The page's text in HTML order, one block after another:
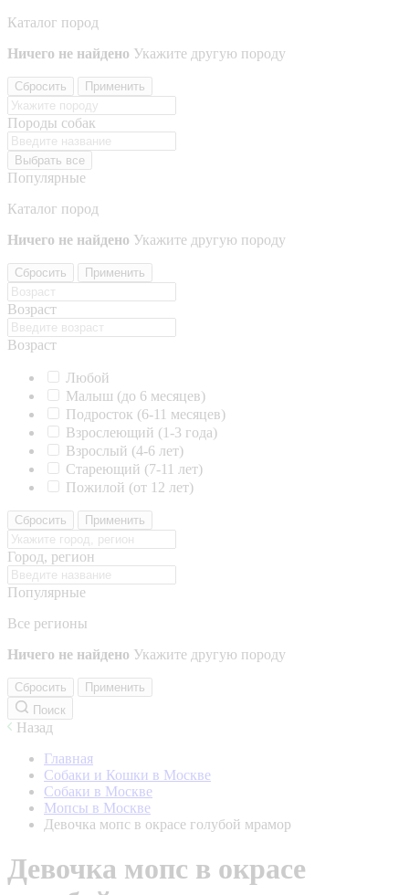
Каталог пород
Ничего не найдено Укажите другую породу
Сбросить Применить
Породы собак
Выбрать все
Популярные
Каталог пород
Ничего не найдено Укажите другую породу
Сбросить Применить
Возраст
Возраст
Любой
Малыш (до 6 месяцев)
Подросток (6-11 месяцев)
Взрослеющий (1-3 года)
Взрослый (4-6 лет)
Стареющий (7-11 лет)
Пожилой (от 12 лет)
Сбросить Применить
Город, регион
Популярные
Все регионы
Ничего не найдено Укажите другую породу
Сбросить
Применить
Поиск
Назад
Главная
Собаки и Кошки в Москве
Собаки в Москве
Мопсы в Москве
Девочка мопс в окрасе голубой мрамор
Девочка мопс в окрасе